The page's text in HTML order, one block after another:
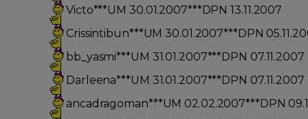
Victo***UM 30.01.2007***DPN 13.11.2007
Crissintibun***UM 30.01.2007***DPN
bb_yasmi***UM 31.01.2007***DPN 07.11.2007
Darleena***UM 31.01.2007***DPN 07.11.2007
ancadragoman***UM 02.02.2007***DPN